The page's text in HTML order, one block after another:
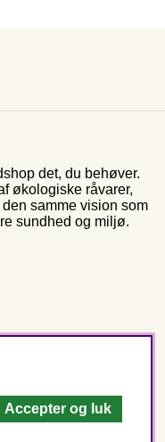
det, du behøver.
økologiske råvarer,
samme vision som
sundhed og miljø.
Accepter og luk